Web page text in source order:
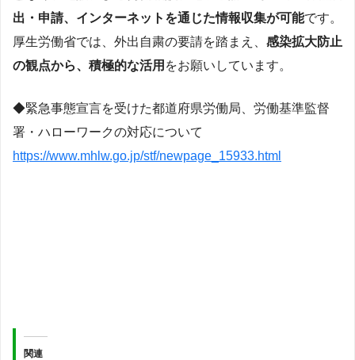
出・申請、インターネットを通じた情報収集が可能です。
厚生労働省では、外出自粛の要請を踏まえ、 感染拡大防止
の観点から、積極的な活用 をお願いしています。
◆緊急事態宣言を受けた都道府県労働局、労働基準監督
署・ハローワークの対応について
https://www.mhlw.go.jp/stf/newpage_15933.html
関連